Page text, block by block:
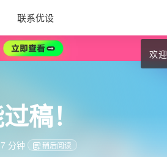
联系优设
稿！
分钟 稍后阅读
欢迎